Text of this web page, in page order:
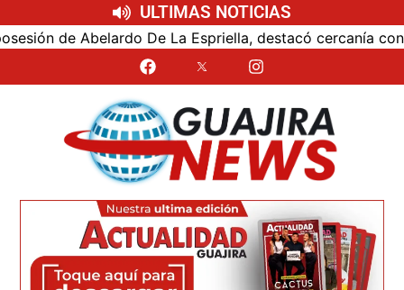
ULTIMAS NOTICIAS
de Abelardo De La Espriella, destacó cercanía con el